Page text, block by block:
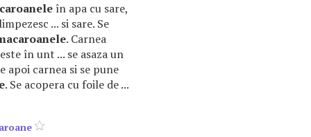
în apa cu sare,
... si sare. Se
. Carnea
în unt ... se asaza un
apoi carnea si se pune
. Se acopera cu foile de ...